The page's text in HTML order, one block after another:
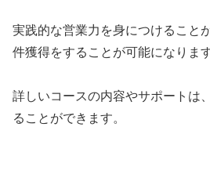
実践的な営業力を身につけること
件獲得をすることが可能になります
詳しいコースの内容やサポートは
ることができます。